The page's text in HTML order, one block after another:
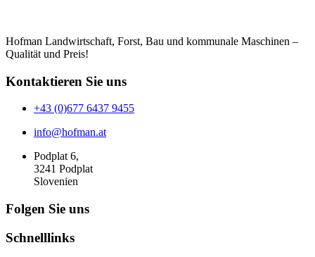
Hofman Landwirtschaft, Forst, Bau und kommunale Maschinen –
Qualität und Preis!
Kontaktieren Sie uns
+43 (0)677 6437 9455
info@hofman.at
Podplat 6,
3241 Podplat
Slovenien
Folgen Sie uns
Schnelllinks